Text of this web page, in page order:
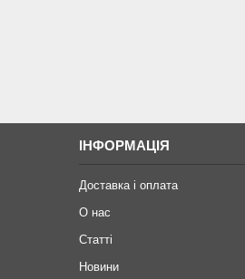
ІНФОРМАЦІЯ
Доставка і оплата
О нас
Статті
Новини